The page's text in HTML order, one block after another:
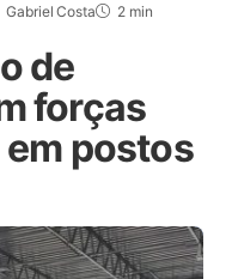
Gabriel Costa 2 min
de
forças
postos